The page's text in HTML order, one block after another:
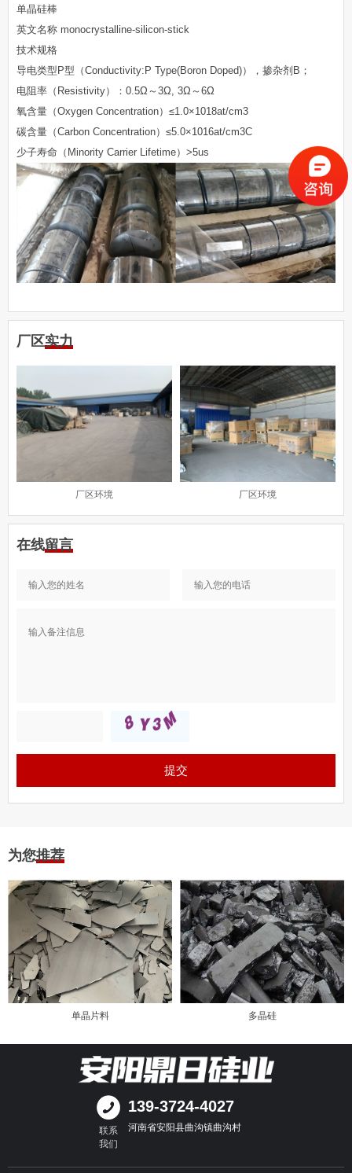
单晶硅棒
英文名称 monocrystalline-silicon-stick
技术规格
导电类型P型（Conductivity:P Type(Boron Doped)），掺杂剂B；
电阻率（Resistivity）：0.5Ω～3Ω, 3Ω～6Ω
氧含量（Oxygen Concentration）≤1.0×1018at/cm3
碳含量（Carbon Concentration）≤5.0×1016at/cm3C
少子寿命（Minority Carrier Lifetime）>5us
厂区实力
厂区环境 厂区环境
在线留言
提交
为您推荐
多晶硅 多晶小方锭
联系
我们
139-3724-4027
河南省安阳县曲沟镇曲沟村